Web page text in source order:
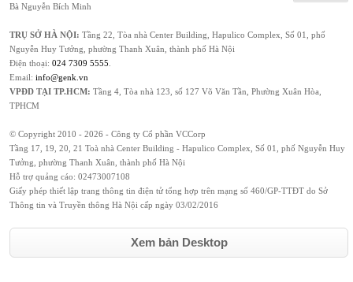
Bà Nguyễn Bích Minh
TRỤ SỞ HÀ NỘI: Tầng 22, Tòa nhà Center Building, Hapulico Complex, Số 01, phố
Nguyễn Huy Tưởng, phường Thanh Xuân, thành phố Hà Nội
Điện thoại: 024 7309 5555
Email: info@genk.vn
VPĐD TẠI TP.HCM: Tầng 4, Tòa nhà 123, số 127 Võ Văn Tần, Phường Xuân Hòa,
TPHCM
© Copyright 2010 - 2026 - Công ty Cổ phần VCCorp
Tầng 17, 19, 20, 21 Toà nhà Center Building - Hapulico Complex, Số 01, phố Nguyễn Huy
Tưởng, phường Thanh Xuân, thành phố Hà Nội
Hỗ trợ quảng cáo: 02473007108
Giấy phép thiết lập trang thông tin điện tử tổng hợp trên mạng số 460/GP-TTĐT do Sở
Thông tin và Truyền thông Hà Nội cấp ngày 03/02/2016
Xem bản Desktop